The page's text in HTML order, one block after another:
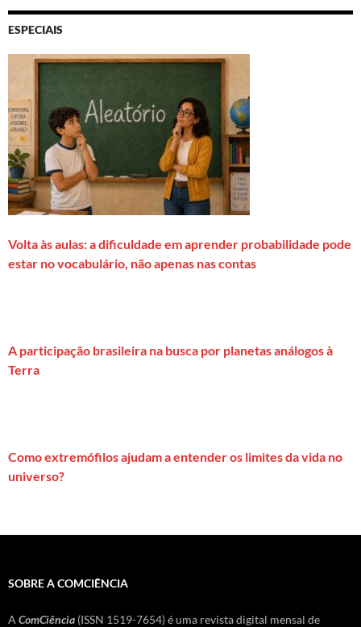
ESPECIAIS
Volta às aulas: a dificuldade em aprender probabilidade pode
estar no vocabulário, não apenas nas contas
A participação brasileira na busca por planetas análogos à
Terra
Como extremófilos ajudam a entender os limites da vida no
universo?
SOBRE A COMCIÊNCIA
A ComCiência (ISSN 1519-7654) é uma revista digital mensal de